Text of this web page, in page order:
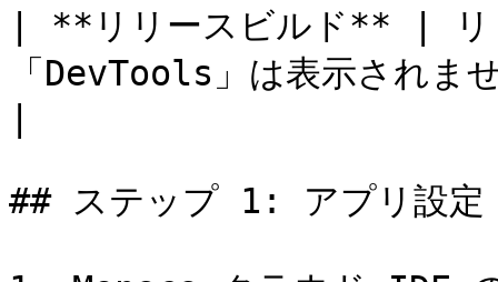
| **リリースビルド** | リ
「DevTools」は表示されま
## ステップ 1: アプリ設定